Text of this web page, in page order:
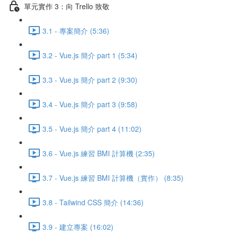
單元實作 3：向 Trello 致敬
3.1 - 專案簡介 (5:36)
3.2 - Vue.js 簡介 part 1 (5:34)
3.3 - Vue.js 簡介 part 2 (9:30)
3.4 - Vue.js 簡介 part 3 (9:58)
3.5 - Vue.js 簡介 part 4 (11:02)
3.6 - Vue.js 練習 BMI 計算機 (2:35)
3.7 - Vue.js 練習 BMI 計算機（實作） (8:35)
3.8 - Tailwind CSS 簡介 (14:36)
3.9 - 建立專案 (16:02)